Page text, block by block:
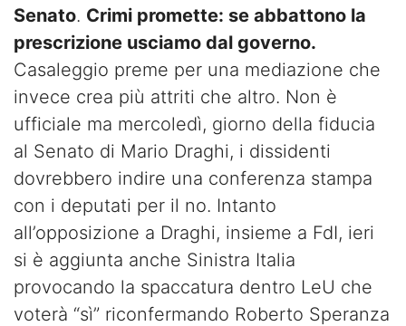
Senato. Crimi promette: se abbattono la
prescrizione usciamo dal governo.
Casaleggio preme per una mediazione che
invece crea più attriti che altro. Non è
ufficiale ma mercoledì, giorno della fiducia
al Senato di Mario Draghi, i dissidenti
dovrebbero indire una conferenza stampa
con i deputati per il no. Intanto
all’opposizione a Draghi, insieme a FdI, ieri
si è aggiunta anche Sinistra Italia
provocando la spaccatura dentro LeU che
voterà “sì” riconfermando Roberto Speranza